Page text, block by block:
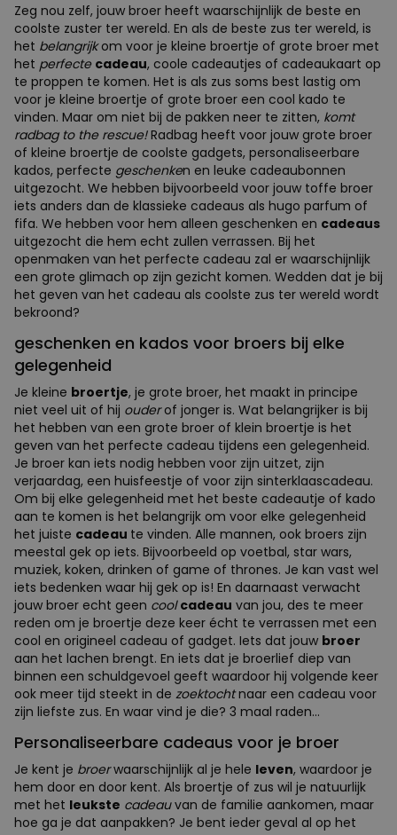
Zeg nou zelf, jouw broer heeft waarschijnlijk de beste en
coolste zuster ter wereld. En als de beste zus ter wereld, is
het belangrijkom voor je kleine broertje of grote broer met
het perfecte cadeau, coole cadeautjes of cadeaukaart op
te proppen te komen. Het is als zus soms best lastig om
voor je kleine broertje of grote broer een cool kado te
vinden. Maar om niet bij de pakken neer te zitten, komt
radbag to the rescue!Radbag heeft voor jouw grote broer
of kleine broertje de coolste gadgets, personaliseerbare
kados, perfecte geschenken en leuke cadeaubonnen
uitgezocht. We hebben bijvoorbeeld voor jouw toffe broer
iets anders dan de klassieke cadeaus als hugo parfum of
fifa. We hebben voor hem alleen geschenken en cadeaus
uitgezocht die hem echt zullen verrassen. Bij het
openmaken van het perfecte cadeau zal er waarschijnlijk
een grote glimach op zijn gezicht komen. Wedden dat je bij
het geven van het cadeau als coolste zus ter wereld wordt
bekroond?
geschenken en kados voor broers bij elke
gelegenheid
Je kleine broertje, je grote broer, het maakt in principe
niet veel uit of hij ouderof jonger is. Wat belangrijker is bij
het hebben van een grote broer of klein broertje is het
geven van het perfecte cadeau tijdens een gelegenheid.
Je broer kan iets nodig hebben voor zijn uitzet, zijn
verjaardag, een huisfeestje of voor zijn sinterklaascadeau.
Om bij elke gelegenheid met het beste cadeautje of kado
aan te komen is het belangrijk om voor elke gelegenheid
het juiste cadeau te vinden. Alle mannen, ook broers zijn
meestal gek op iets. Bijvoorbeeld op voetbal, star wars,
muziek, koken, drinken of game of thrones. Je kan vast wel
iets bedenken waar hij gek op is! En daarnaast verwacht
jouw broer echt geen cool cadeau van jou, des te meer
reden om je broertje deze keer écht te verrassen met een
cool en origineel cadeau of gadget. Iets dat jouw broer
aan het lachen brengt. En iets dat je broerlief diep van
binnen een schuldgevoel geeft waardoor hij volgende keer
ook meer tijd steekt in de zoektochtnaar een cadeau voor
zijn liefste zus. En waar vind je die? 3 maal raden...
Personaliseerbare cadeaus voor je broer
Je kent je broerwaarschijnlijk al je hele leven, waardoor je
hem door en door kent. Als broertje of zus wil je natuurlijk
met het leukste cadeauvan de familie aankomen, maar
hoe ga je dat aanpakken? Je bent ieder geval al op het